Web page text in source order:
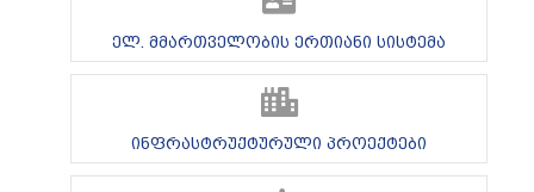
ელ. მმართველობის ერთიანი სისტემა
ინფრასტრუქტურული პროექტები